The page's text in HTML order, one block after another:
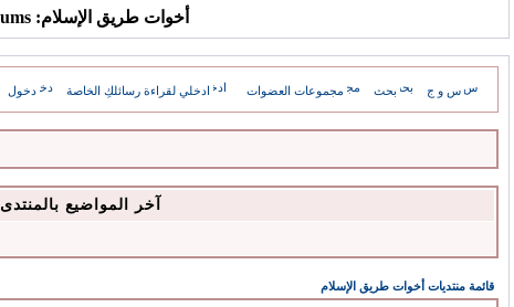
أخوات طريق الإسلام: Forums
س و ج بحث مجموعات العضوات ادخلي لقراءة رسائلكِ الخاصة دخول
آخر المواضيع بالمنتدى
قائمة منتديات أخوات طريق الإسلام